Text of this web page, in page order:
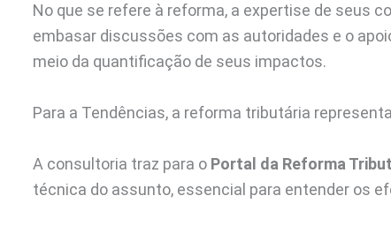
No que se refere à reforma, a expertise de seus
embasar discussões com as autoridades e o
meio da quantificação de seus impactos.
Para a Tendências, a reforma tributária
A consultoria traz para o Portal da Reforma
técnica do assunto, essencial para entender os